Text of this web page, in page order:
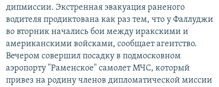
дипмиссии. Экстренная эвакуация раненого
водителя продиктована как раз тем, что у Фаллуджи
во вторник начались бои между иракскими и
американскими войсками, сообщает агентство.
Вечером совершил посадку в подмосковном
аэропорту "Раменское" самолет МЧС, который
привез на родину членов дипломатической миссии